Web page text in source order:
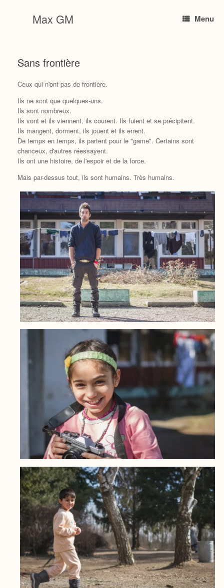
Max GM Menu
Sans frontière
Ceux qui n'ont pas de frontière.
Ils ne sont que quelques-uns.
Ils sont nombreux.
Ils vont et ils viennent, ils courent. Ils fuient et se précipitent.
Ils mangent, dorment, ils jouent et ils errent.
De temps en temps, ils partent pour le "game". Certains sont
chanceux, d'autres réessayent.
Ils ont une histoire, de l'espoir et de la force.
Mais par-dessus tout, ils sont humains. Très humains.